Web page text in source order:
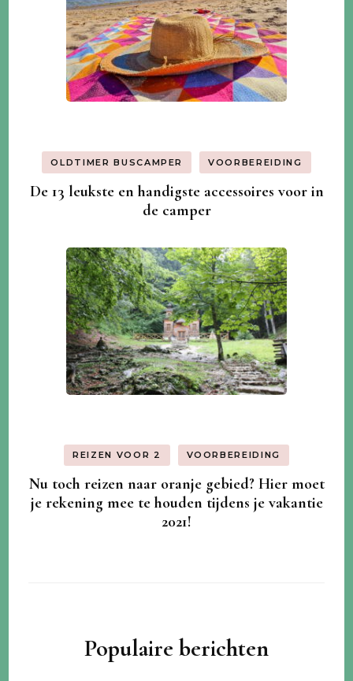
OLDTIMER BUSCAMPER VOORBEREIDING
De 13 leukste en handigste accessoires voor in
de camper
REIZEN VOOR 2 VOORBEREIDING
Nu toch reizen naar oranje gebied? Hier moet
je rekening mee te houden tijdens je vakantie
2021!
Populaire berichten